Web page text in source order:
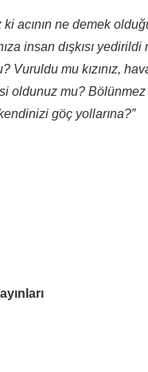
acının ne demek
insan dışkısı
Vuruldu mu kızınız,
oldunuz mu?
göç yollarına?”